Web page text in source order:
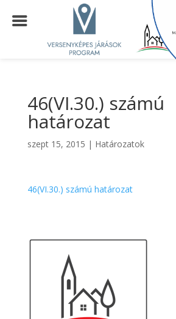
46(VI.30.) számú
határozat
szept 15, 2015 | Határozatok
46(VI.30.) számú határozat